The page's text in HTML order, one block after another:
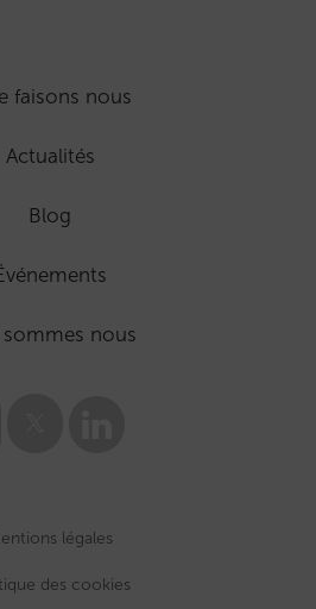
faisons nous
Actualités
Blog
nous
légales
des cookies